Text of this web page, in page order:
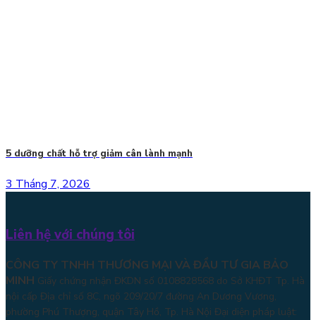
5 dưỡng chất hỗ trợ giảm cân lành mạnh
3 Tháng 7, 2026
Liên hệ với chúng tôi
CÔNG TY TNHH THƯƠNG MẠI VÀ ĐẦU TƯ GIA BẢO
MINH Giấy chứng nhận ĐKDN số 0108828568 do Sở KHĐT Tp. Hà
nội cấp Địa chỉ số 8C, ngõ 209/20/7 đường An Dương Vương,
phường Phú Thượng, quận Tây Hồ, Tp. Hà Nội Đại diện pháp luật: